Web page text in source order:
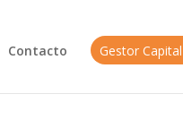
Contacto Gestor